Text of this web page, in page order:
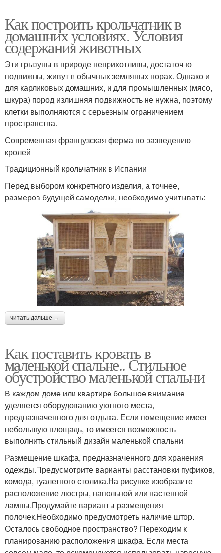
Как построить крольчатник в
домашних условиях. Условия
содержания животных
Эти грызуны в природе неприхотливы, достаточно
подвижны, живут в обычных земляных норах. Однако и
для карликовых домашних, и для промышленных (мясо,
шкура) пород излишняя подвижность не нужна, поэтому
клетки выполняются с серьезным ограничением
пространства.
Современная французская ферма по разведению
кролей
Традиционный крольчатник в Испании
Перед выбором конкретного изделия, а точнее,
размеров будущей самоделки, необходимо учитывать:
читать дальше →
Как поставить кровать в
маленькой спальне.. Стильное
обустройство маленькой спальни
В каждом доме или квартире большое внимание
уделяется оборудованию уютного места,
предназначенного для отдыха. Если помещение имеет
небольшую площадь, то имеется возможность
выполнить стильный дизайн маленькой спальни.
Размещение шкафа, предназначенного для хранения
одежды.Предусмотрите варианты расстановки пуфиков,
комода, туалетного столика.На рисунке изобразите
расположение люстры, напольной или настенной
лампы.Продумайте варианты размещения
полочек.Необходимо предусмотреть наличие штор.
Осталось свободное пространство? Переходим к
планированию расположения шкафа. Если места